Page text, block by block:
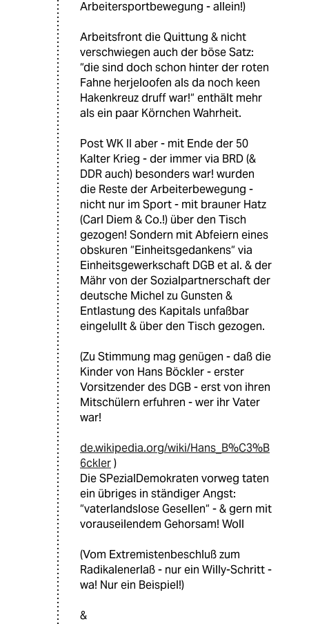
Arbeitersportbewegung - allein!)
Arbeitsfront die Quittung & nicht
verschwiegen auch der böse Satz:
“die sind doch schon hinter der roten
Fahne herjeloofen als da noch keen
Hakenkreuz druff war!“ enthält mehr
als ein paar Körnchen Wahrheit.
Post WK II aber - mit Ende der 50
Kalter Krieg - der immer via BRD (&
DDR auch) besonders war! wurden
die Reste der Arbeiterbewegung -
nicht nur im Sport - mit brauner Hatz
(Carl Diem & Co.!) über den Tisch
gezogen! Sondern mit Abfeiern eines
obskuren “Einheitsgedankens“ via
Einheitsgewerkschaft DGB et al. & der
Mähr von der Sozialpartnerschaft der
deutsche Michel zu Gunsten &
Entlastung des Kapitals unfaßbar
eingelullt & über den Tisch gezogen.
(Zu Stimmung mag genügen - daß die
Kinder von Hans Böckler - erster
Vorsitzender des DGB - erst von ihren
Mitschülern erfuhren - wer ihr Vater
war!
de.wikipedia.org/wiki/Hans_B%C3%B
6ckler)
Die SPezialDemokraten vorweg taten
ein übriges in ständiger Angst:
“vaterlandslose Gesellen“ - & gern mit
vorauseilendem Gehorsam! Woll
(Vom Extremistenbeschluß zum
Radikalenerlaß - nur ein Willy-Schritt -
wa! Nur ein Beispiel!)
&